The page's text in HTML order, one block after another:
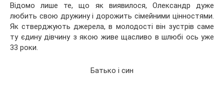
Відомо лише те, що як виявилося, Олександр дуже
любить свою дружину і дорожить сімейними цінностями.
Як стверджують джерела, в молодості він зустрів саме
ту єдину дівчину з якою живе щасливо в шлюбі ось уже
33 роки.
Батько і син